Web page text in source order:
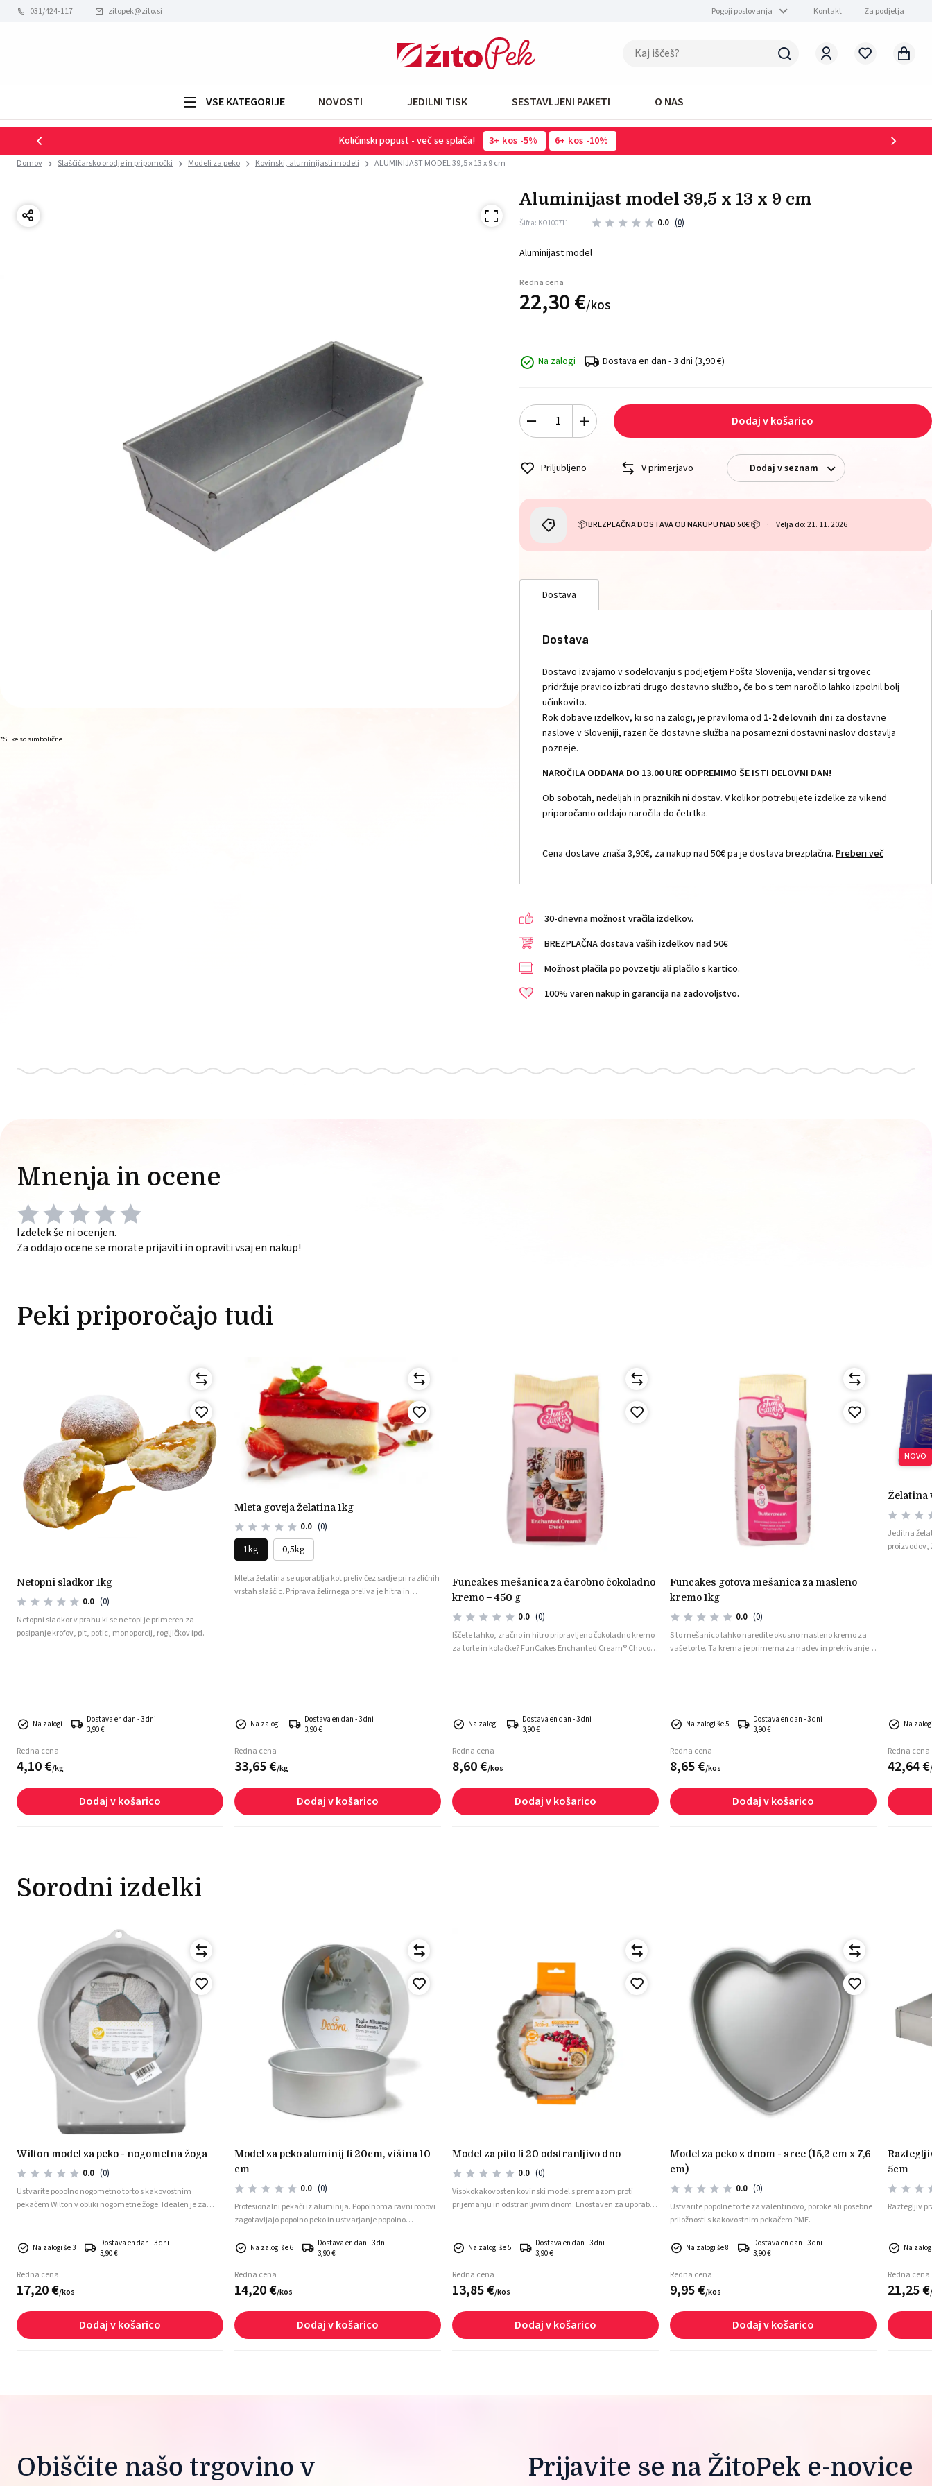
031/424-117 zitopek@zito.si Pogoji poslovanja Kontakt Za podjetja
VSE KATEGORIJE NOVOSTI JEDILNI TISK SESTAVLJENI PAKETI O NAS
Količinski popust - več se splača! 3 kos -5% 6 kos -10%
Domov Slaščičarsko orodje in pripomočki Modeli za peko Kovinski, aluminijasti modeli ALUMINIJAST MODEL 39,5 x 13 x 9 cm
*Slike so simbolične.
aluminijast model 39,5 x 13 x 9 cm
Šifra: KO100711 0.0 (0)
Aluminijast model
Redna cena
22,30€/kos
Na zalogi Dostava en dan - 3 dni (3,90 €)
Dodaj v košarico
Priljubljeno V primerjavo Dodaj v seznam
📦 BREZPLAČNA DOSTAVA OB NAKUPU NAD 50€ 📦 Velja do: 21. 11. 2026
Dostava
Dostava
Dostavo izvajamo v sodelovanju s podjetjem Pošta Slovenija, vendar si trgovec
pridržuje pravico izbrati drugo dostavno službo, če bo s tem naročilo lahko izpolnil bolj
učinkovito.
Rok dobave izdelkov, ki so na zalogi, je praviloma od 1-2 delovnih dni za dostavne
naslove v Sloveniji, razen če dostavne služba na posamezni dostavni naslov dostavlja
pozneje.
NAROČILA ODDANA DO 13.00 URE ODPREMIMO ŠE ISTI DELOVNI DAN!
Ob sobotah, nedeljah in praznikih ni dostav. V kolikor potrebujete izdelke za vikend
priporočamo oddajo naročila do četrtka.
Cena dostave znaša 3,90€, za nakup nad 50€ pa je dostava brezplačna.Preberi več
30-dnevna možnost vračila izdelkov.
BREZPLAČNA dostava vaših izdelkov nad 50€
Možnost plačila po povzetju ali plačilo s kartico.
100% varen nakup in garancija na zadovoljstvo.
Mnenja in ocene
Izdelek še ni ocenjen.
Za oddajo ocene se morate prijaviti in opraviti vsaj en nakup!
Peki priporočajo tudi
netopni sladkor 1kg
0.0 (0)
Netopni sladkor v prahu ki se ne topi je primeren za
posipanje krofov, pit, potic, monoporcij, rogljičkov ipd.
Na zalogi
Dostava en dan - 3 dni
3,90 €
Redna cena
4,10€/kg
Dodaj v košarico
mleta goveja želatina 1kg
0.0 (0)
1kg 0,5kg
Mleta želatina se uporablja kot preliv čez sadje pri različnih
vrstah slaščic. Priprava želirnega preliva je hitra in
Na zalogi
Dostava en dan - 3 dni
3,90 €
Redna cena
33,65€/kg
Dodaj v košarico
funcakes mešanica za čarobno čokoladno
kremo – 450 g
0.0 (0)
Iščete lahko, zračno in hitro pripravljeno čokoladno kremo
za torte in kolačke? FunCakes Enchanted Cream® Choco je
Na zalogi
Dostava en dan - 3 dni
3,90 €
Redna cena
8,60€/kos
Dodaj v košarico
funcakes gotova mešanica za masleno
kremo 1kg
0.0 (0)
S to mešanico lahko naredite okusno masleno kremo za
vaše torte. Ta krema je primerna za nadev in prekrivanje
Na zalogi še 5
Dostava en dan - 3 dni
3,90 €
Redna cena
8,65€/kos
Dodaj v košarico
NOVO
Jedilna
proizvodov,
Na
Redna cena
42,64€/
Sorodni izdelki
wilton model za peko - nogometna žoga
0.0 (0)
Ustvarite popolno nogometno torto s kakovostnim
pekačem Wilton v obliki nogometne žoge. Idealen je za
žoge.Na zalogi še 3
Dostava en dan - 3 dni
3,90 €
Redna cena
17,20€/kos
Dodaj v košarico
model za peko aluminij fi 20cm, višina 10
cm
0.0 (0)
Profesionalni pekači iz aluminija. Popolnoma ravni robovi
zagotavljajo popolno peko in ustvarjanje popolno
Na zalogi še 6
Dostava en dan - 3 dni
3,90 €
Redna cena
14,20€/kos
Dodaj v košarico
model za pito fi 20 odstranljivo dno
0.0 (0)
Visokokakovosten kovinski model s premazom proti
prijemanju in odstranljivim dnom. Enostaven za uporabo,
Na zalogi še 5
Dostava en dan - 3 dni
3,90 €
Redna cena
13,85€/kos
Dodaj v košarico
model za peko z dnom - srce (15,2 cm x 7,6
cm)
0.0 (0)
Ustvarite popolne torte za valentinovo, poroke ali posebne
priložnosti s kakovostnim pekačem PME.
Na zalogi še 8
Dostava en dan - 3 dni
3,90 €
Redna cena
9,95€/kos
Dodaj v košarico
raztegljiv okvir za peko pravokotni višina
5cm
Raztegljiv
Na
Redna cena
21,25€/
Obiščite našo trgovino v Prijavite se na ŽitoPek e-novice